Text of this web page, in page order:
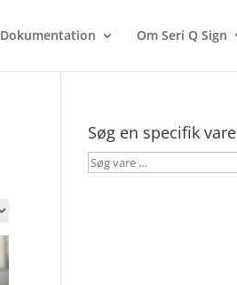
Dokumentation Om Seri Q Sign
Søg en specifik vare
Søg